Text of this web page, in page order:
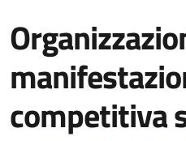
competitiva